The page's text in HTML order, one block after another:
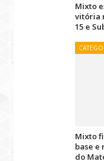
Mixto
vitória
15 e
Mixto
base e
do